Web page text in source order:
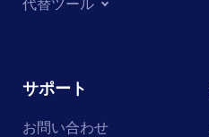
サポート
お問い合わせ